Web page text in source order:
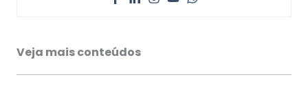
Veja mais conteúdos